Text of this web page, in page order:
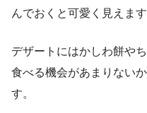
んでおくと可愛く見えま
デザートにはかしわ餅や
食べる機会があまりない
す。